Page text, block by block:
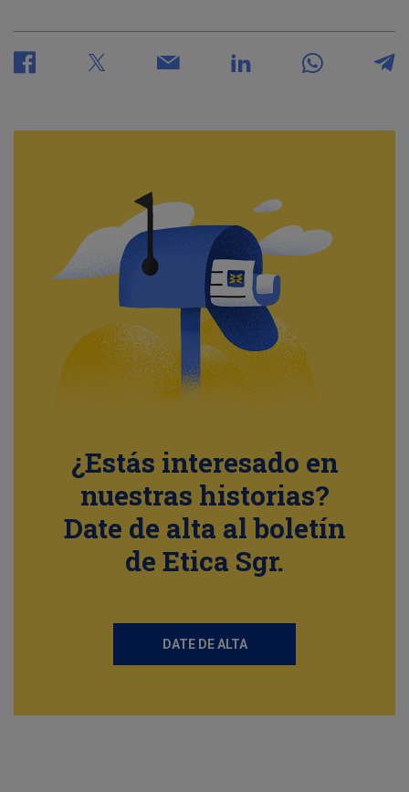
¿Estás interesado en
nuestras historias?
Date de alta al boletín
de Etica Sgr.
DATE DE ALTA